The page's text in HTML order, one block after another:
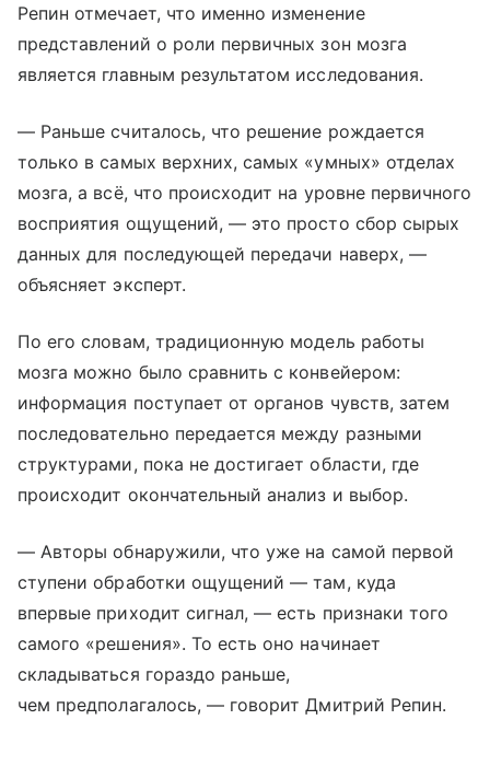
Репин отмечает, что именно изменение
представлений о роли первичных зон мозга
является главным результатом исследования.
— Раньше считалось, что решение рождается
только в самых верхних, самых «умных» отделах
мозга, а всё, что происходит на уровне первичного
восприятия ощущений, — это просто сбор сырых
данных для последующей передачи наверх, —
объясняет эксперт.
По его словам, традиционную модель работы
мозга можно было сравнить с конвейером:
информация поступает от органов чувств, затем
последовательно передается между разными
структурами, пока не достигает области, где
происходит окончательный анализ и выбор.
— Авторы обнаружили, что уже на самой первой
ступени обработки ощущений — там, куда
впервые приходит сигнал, — есть признаки того
самого «решения». То есть оно начинает
складываться гораздо раньше,
чем предполагалось, — говорит Дмитрий Репин.